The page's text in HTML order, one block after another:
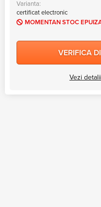
Varianta:
certificat electronic
MOMENTAN STOC
VERIFICA
Vezi